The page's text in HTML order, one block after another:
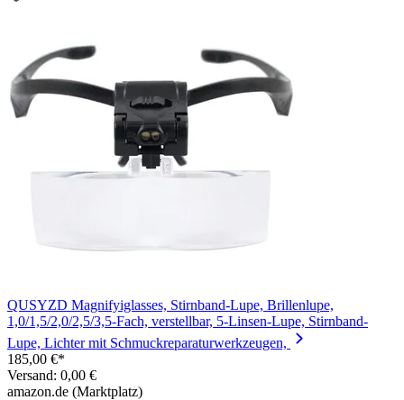
QUSYZD Magnifyiglasses, Stirnband-Lupe, Brillenlupe,
1,0/1,5/2,0/2,5/3,5-Fach, verstellbar, 5-Linsen-Lupe, Stirnband-
Lupe, Lichter mit Schmuckreparaturwerkzeugen,
185,00 €*
Versand: 0,00 €
amazon.de (Marktplatz)